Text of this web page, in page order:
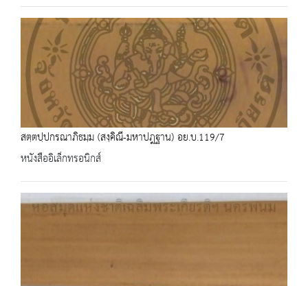
สตฺตปฺปกรณาภิธมฺม (สงฺคิณี-มหาปฎฐาน) อย.บ.119/7
หนังสืออิเล็กทรอนิกส์